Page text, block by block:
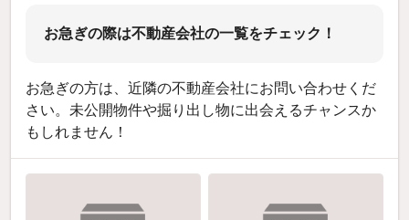
お急ぎの際は不動産会社の一覧をチェック！
お急ぎの方は、近隣の不動産会社にお問い合わせくだ
さい。未公開物件や掘り出し物に出会えるチャンスか
もしれません！